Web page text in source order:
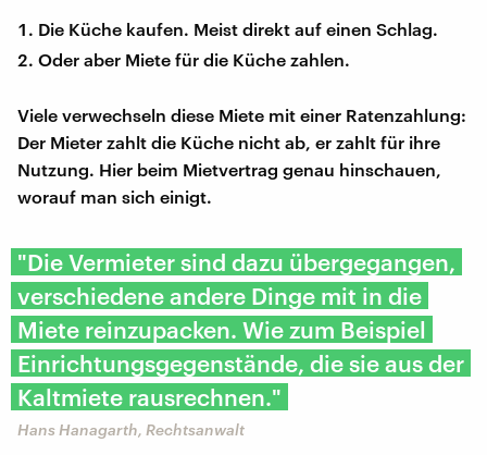
Die Küche kaufen. Meist direkt auf einen Schlag.
Oder aber Miete für die Küche zahlen.
Viele verwechseln diese Miete mit einer Ratenzahlung:
Der Mieter zahlt die Küche nicht ab, er zahlt für ihre
Nutzung. Hier beim Mietvertrag genau hinschauen,
worauf man sich einigt.
"Die Vermieter sind dazu übergegangen,
verschiedene andere Dinge mit in die
Miete reinzupacken. Wie zum Beispiel
Einrichtungsgegenstände, die sie aus der
Kaltmiete rausrechnen."
Hans Hanagarth, Rechtsanwalt